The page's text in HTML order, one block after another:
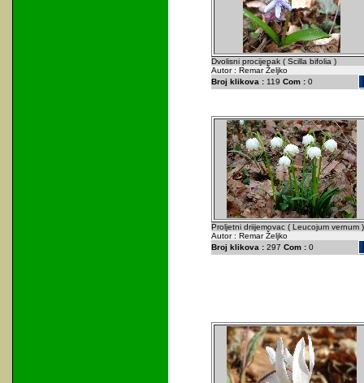
Dvolisni procijepak ( Scilla bifolia )
Autor : Remar Željko
Broj klikova :119 Com :0
Proljetni driijemovac ( Leucojum vernum )
Autor : Remar Željko
Broj klikova :297 Com :0